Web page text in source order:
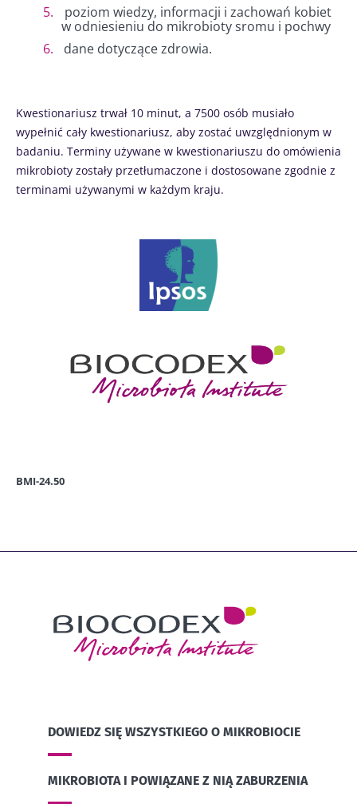
poziom wiedzy, informacji i zachowań kobiet
w odniesieniu do mikrobioty sromu i pochwy
dane dotyczące zdrowia.
Kwestionariusz trwał 10 minut, a 7500 osób musiało
wypełnić cały kwestionariusz, aby zostać uwzględnionym w
badaniu. Terminy używane w kwestionariuszu do omówienia
mikrobioty zostały przetłumaczone i dostosowane zgodnie z
terminami używanymi w każdym kraju.
BMI-24.50
DOWIEDZ SIĘ WSZYSTKIEGO O MIKROBIOCIE
MIKROBIOTA I POWIĄZANE Z NIĄ ZABURZENIA